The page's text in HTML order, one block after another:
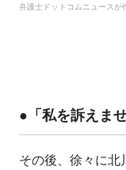
弁護士ドットコムニュースが
●「私を訴えま
その後、徐々に北